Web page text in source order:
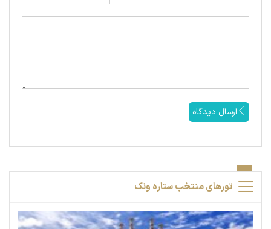
ارسال دیدگاه
تورهای منتخب ستاره ونک